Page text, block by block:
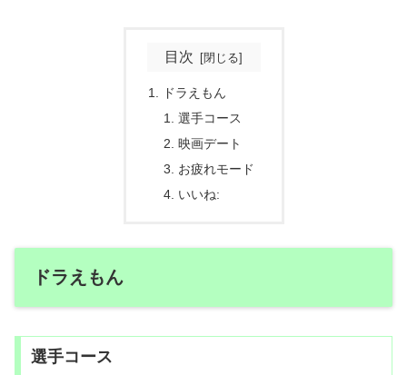
目次
ドラえもん
選手コース
映画デート
お疲れモード
いいね:
ドラえもん
選手コース